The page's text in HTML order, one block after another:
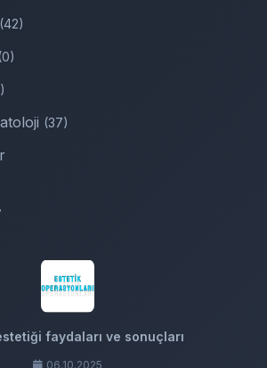
(42)
(37)
faydaları ve sonuçları
06.10.2025